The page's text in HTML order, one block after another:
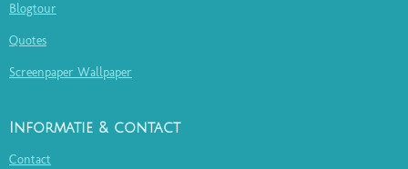
Blogtour
Quotes
Screenpaper Wallpaper
Informatie & contact
Contact